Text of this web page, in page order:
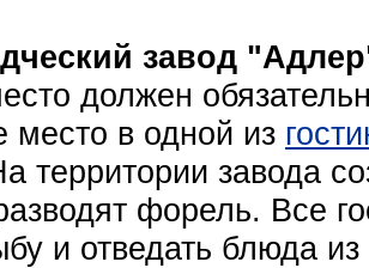
завод
должен
место в одной из
территории завода
форель. Все
и отведать блюда